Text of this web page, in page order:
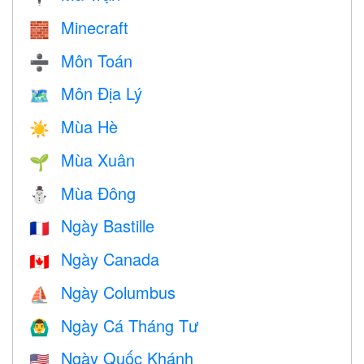
🧱 Minecraft
➗ Môn Toán
🗺 Môn Địa Lý
☀️ Mùa Hè
🌱 Mùa Xuân
⛄ Mùa Đông
🇫🇷 Ngày Bastille
🇨🇦 Ngày Canada
⛵️ Ngày Columbus
🙆‍♂️ Ngày Cá Tháng Tư
Ngày Quốc Khánh